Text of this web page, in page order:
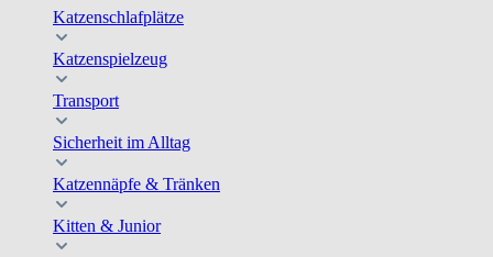
Katzenschlafplätze
Katzenspielzeug
Transport
Sicherheit im Alltag
Katzennäpfe & Tränken
Kitten & Junior